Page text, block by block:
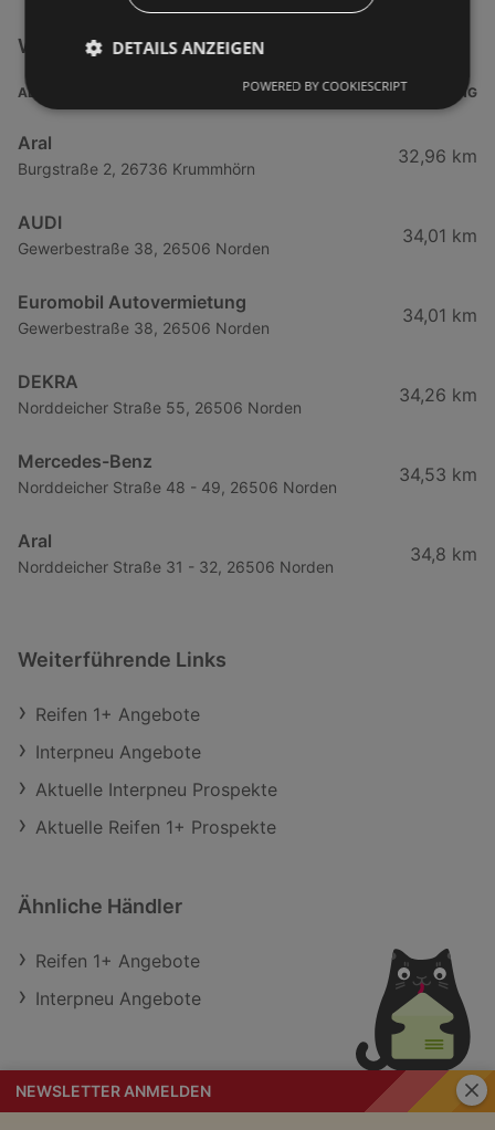
NEWSLETTER ANMELDEN
Weitere Auto & Tanken Filialen in der Nähe
ADRESSE ENTFERNUNG
Aral
Burgstraße 2, 26736 Krummhörn
32,96 km
AUDI
Gewerbestraße 38, 26506 Norden
34,01 km
Euromobil Autovermietung
Gewerbestraße 38, 26506 Norden
34,01 km
DEKRA
Norddeicher Straße 55, 26506 Norden
34,26 km
Mercedes-Benz
Norddeicher Straße 48 - 49, 26506 Norden
34,53 km
Aral
Norddeicher Straße 31 - 32, 26506 Norden
34,8 km
Weiterführende Links
Reifen 1+ Angebote
Interpneu Angebote
Aktuelle Interpneu Prospekte
Aktuelle Reifen 1+ Prospekte
Ähnliche Händler
Reifen 1+ Angebote
Interpneu Angebote
DETAILS ANZEIGEN
POWERED BY COOKIESCRIPT